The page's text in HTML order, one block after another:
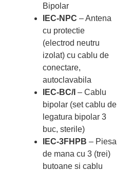
Bipolar
IEC-NPC – Antena
cu protectie
(electrod neutru
izolat) cu cablu de
conectare,
autoclavabila
IEC-BC/I – Cablu
bipolar (set cablu de
legatura bipolar 3
buc, sterile)
IEC-3FHPB – Piesa
de mana cu 3 (trei)
butoane si cablu